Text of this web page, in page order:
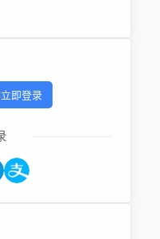
立即登录